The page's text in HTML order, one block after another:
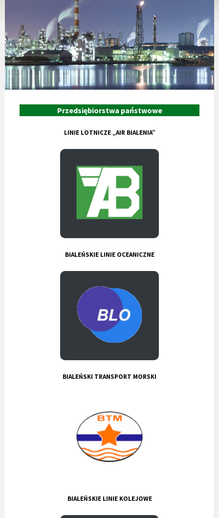
Przedsiębiorstwa państwowe
LINIE LOTNICZE „AIR BIALENIA”
BIALEŃSKIE LINIE OCEANICZNE
BIALEŃSKI TRANSPORT MORSKI
BIALEŃSKIE LINIE KOLEJOWE